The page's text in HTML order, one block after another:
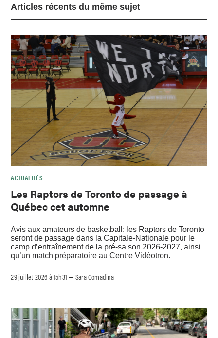
Articles récents du même sujet
ACTUALITÉS
Les Raptors de Toronto de passage à
Québec cet automne
Avis aux amateurs de basketball: les Raptors de Toronto
seront de passage dans la Capitale-Nationale pour le
camp d’entraînement de la pré-saison 2026-2027, ainsi
qu’un match préparatoire au Centre Vidéotron.
29 juillet 2026 à 15h31 –Sara Comadina